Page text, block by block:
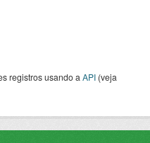
registros usando a API (veja